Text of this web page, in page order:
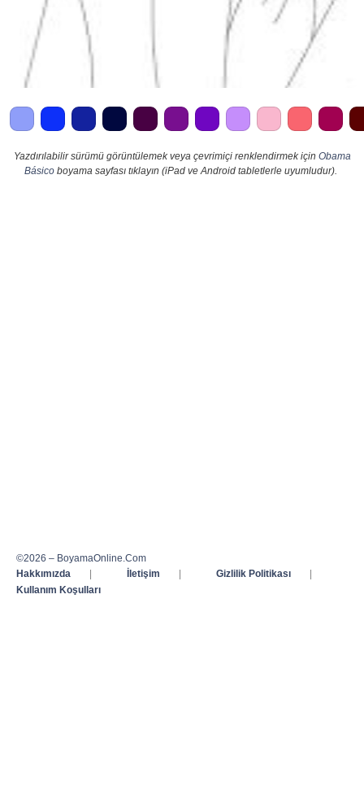
Yazdırılabilir sürümü görüntülemek veya çevrimiçi renklendirmek için Obama
Básico boyama sayfası tıklayın (iPad ve Android tabletlerle uyumludur).
©2026 – BoyamaOnline.Com
Hakkımızda
| İletişim | Gizlilik Politikası
|
Kullanım Koşulları